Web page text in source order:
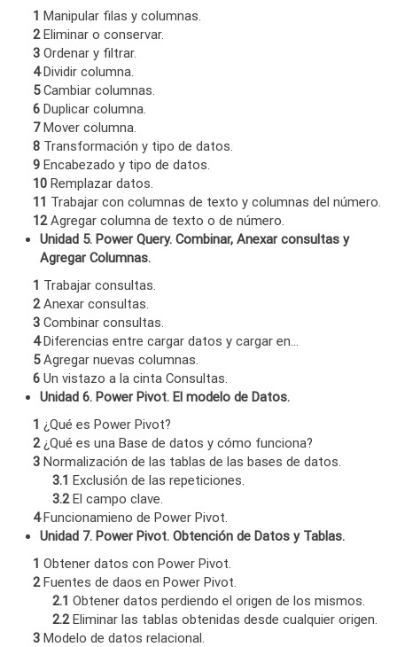
1 Manipular filas y columnas.
2Eliminar o conservar.
3 Ordenar y filtrar.
4Dividir columna.
5Cambiar columnas.
6 Duplicar columna.
7Mover columna.
8 Transformación y tipo de datos.
9 Encabezado y tipo de datos.
10 Remplazar datos.
11 Trabajar con columnas de texto y columnas del número.
12Agregar columna de texto o de número.
Unidad 5. Power Query. Combinar, Anexar consultas y
Agregar Columnas.
1 Trabajar consultas.
2Anexar consultas.
3 Combinar consultas.
4Diferencias entre cargar datos y cargar en…
5Agregar nuevas columnas.
6 Un vistazo a la cinta Consultas.
Unidad 6. Power Pivot. El modelo de Datos.
1 ¿Qué es Power Pivot?
2¿Qué es una Base de datos y cómo funciona?
3 Normalización de las tablas de las bases de datos.
3.1 Exclusión de las repeticiones.
3.2El campo clave.
4Funcionamieno de Power Pivot.
Unidad 7. Power Pivot. Obtención de Datos y Tablas.
1 Obtener datos con Power Pivot.
2Fuentes de daos en Power Pivot.
2.1 Obtener datos perdiendo el origen de los mismos.
2.2Eliminar las tablas obtenidas desde cualquier origen.
3 Modelo de datos relacional.